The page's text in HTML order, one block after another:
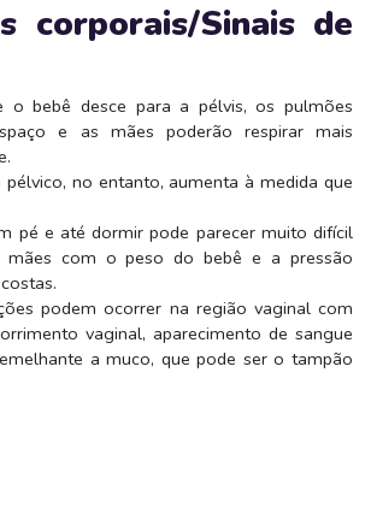
corporais/Sinais de
o bebê desce para a pélvis, os pulmões
e as mães poderão respirar mais
no entanto, aumenta à medida que
pé e até dormir pode parecer muito difícil
mães com o peso do bebê e a pressão
podem ocorrer na região vaginal com
vaginal, aparecimento de sangue
a muco, que pode ser o tampão